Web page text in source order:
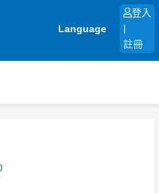
Language
登入
註冊